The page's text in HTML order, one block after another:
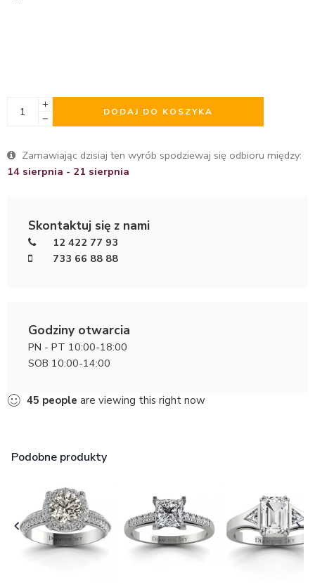
DODAJ DO KOSZYKA
Zamawiając dzisiaj ten wyrób spodziewaj się odbioru między:
14 sierpnia - 21 sierpnia
Skontaktuj się z nami
12 422 77 93
733 66 88 88
Godziny otwarcia
PN - PT 10:00-18:00
SOB 10:00-14:00
45 people are viewing this right now
Podobne produkty